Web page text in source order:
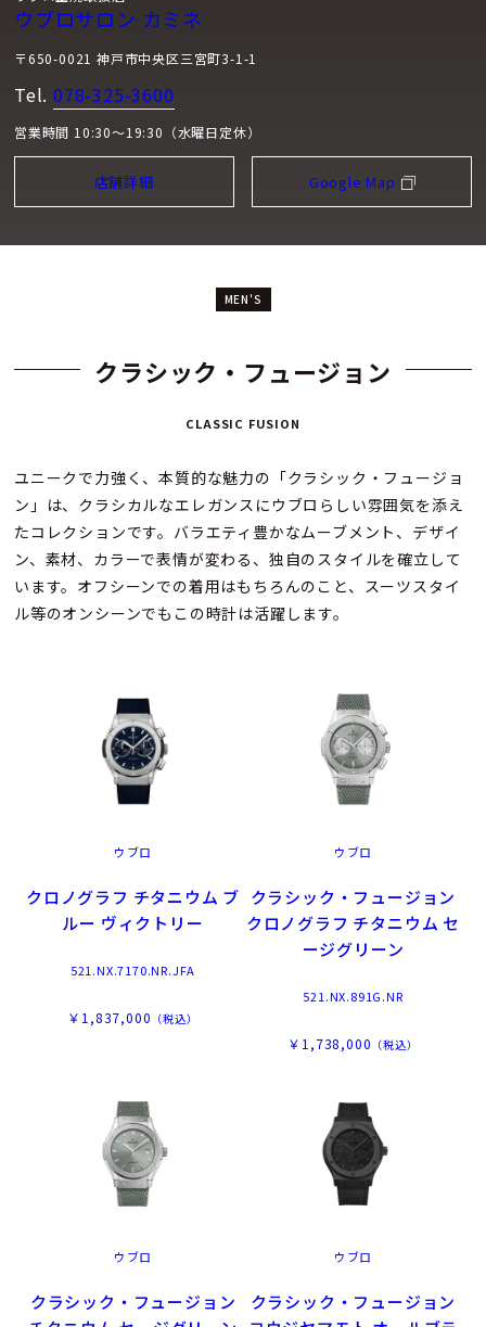
ウブロサロン カミネ
〒650-0021 神戸市中央区三宮町3-1-1
Tel. 078-325-3600
営業時間 10:30～19:30（水曜日定休）
店舗詳細 Google Map
MEN'S
クラシック・フュージョン
CLASSIC FUSION
ユニークで力強く、本質的な魅力の「クラシック・フュージョ
ン」は、クラシカルなエレガンスにウブロらしい雰囲気を添え
たコレクションです。バラエティ豊かなムーブメント、デザイ
ン、素材、カラーで表情が変わる、独自のスタイルを確立して
います。オフシーンでの着用はもちろんのこと、スーツスタイ
ル等のオンシーンでもこの時計は活躍します。
ウブロ
クロノグラフ チタニウム ブ
ルー ヴィクトリー
521.NX.7170.NR.JFA
￥1,837,000 （税込）
ウブロ
クラシック・フュージョン
クロノグラフ チタニウム セ
ージグリーン
521.NX.891G.NR
￥1,738,000 （税込）
ウブロ
クラシック・フュージョン
ウブロ
クラシック・フュージョン